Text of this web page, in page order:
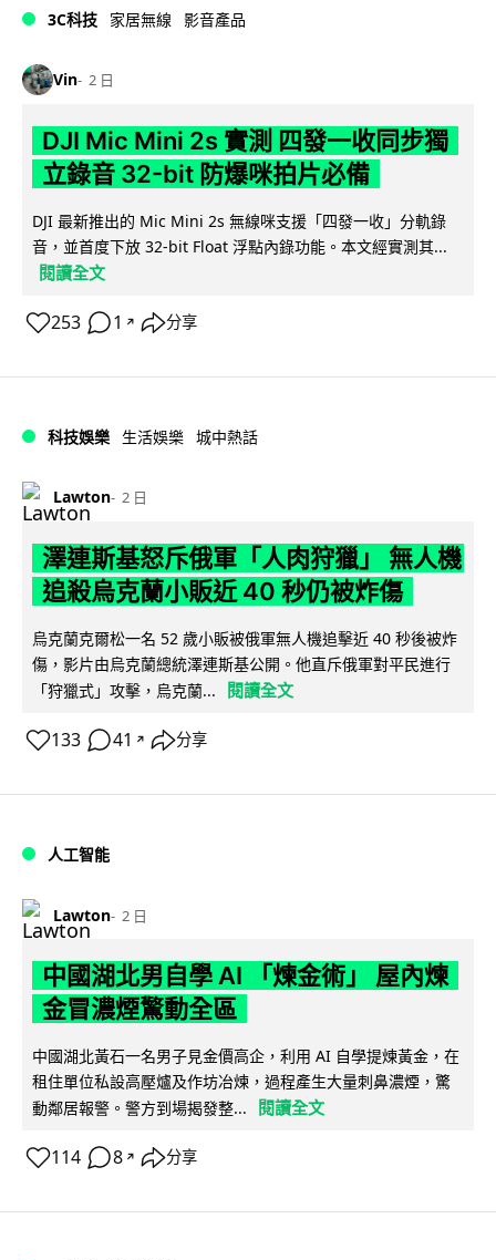
3C科技 家居無線 影音產品
Vin 2 日
DJI Mic Mini 2s 實測 四發一收同步獨
立錄音 32-bit 防爆咪拍片必備
DJI 最新推出的 Mic Mini 2s 無線咪支援「四發一收」分軌錄
音，並首度下放 32-bit Float 浮點內錄功能。本文經實測其...
閱讀全文
253 1 ↗ 分享
科技娛樂 生活娛樂 城中熱話
Lawton 2 日
澤連斯基怒斥俄軍「人肉狩獵」 無人機
追殺烏克蘭小販近 40 秒仍被炸傷
烏克蘭克爾松一名 52 歲小販被俄軍無人機追擊近 40 秒後被炸
傷，影片由烏克蘭總統澤連斯基公開。他直斥俄軍對平民進行
「狩獵式」攻擊，烏克蘭...
閱讀全文
133 41 ↗ 分享
人工智能
Lawton 2 日
中國湖北男自學 AI 「煉金術」 屋內煉
金冒濃煙驚動全區
中國湖北黃石一名男子見金價高企，利用 AI 自學提煉黃金，在
租住單位私設高壓爐及作坊冶煉，過程產生大量刺鼻濃煙，驚
動鄰居報警。警方到場揭發整...
閱讀全文
114 8 ↗ 分享